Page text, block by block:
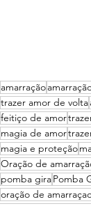
amarração
trazer amor de volta
feitiço de amor
magia de amor
magia e proteção
Oração de
pomba giraPomba
oração de